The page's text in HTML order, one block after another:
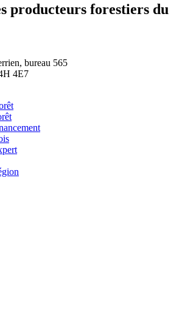
producteurs forestiers du
bureau 565
4E7